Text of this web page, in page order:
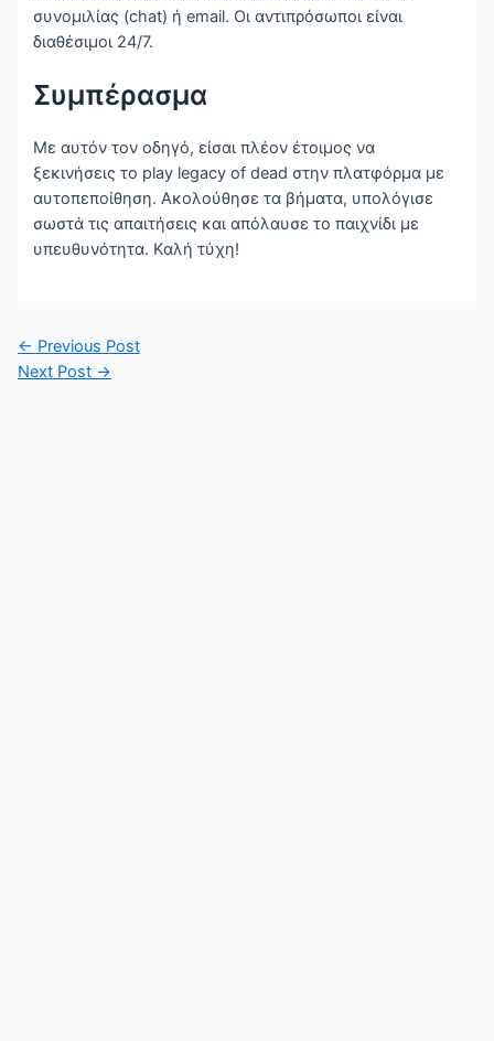
συνομιλίας (chat) ή email. Οι αντιπρόσωποι είναι
διαθέσιμοι 24/7.
Συμπέρασμα
Με αυτόν τον οδηγό, είσαι πλέον έτοιμος να
ξεκινήσεις το play legacy of dead στην πλατφόρμα με
αυτοπεποίθηση. Ακολούθησε τα βήματα, υπολόγισε
σωστά τις απαιτήσεις και απόλαυσε το παιχνίδι με
υπευθυνότητα. Καλή τύχη!
Post
navigation
← Previous Post
Next Post →